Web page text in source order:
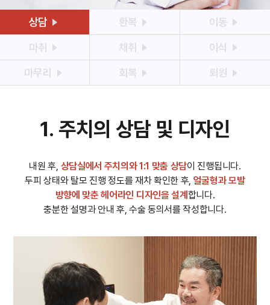
상담 환복
이동
마취
채취
이식
마무리
회복 퇴원
1. 주치의 상담 및 디자인
내원 후, 상담실에서 주치의와 1:1 맞춤 상담이 진행됩니다.
두피 상태와 탈모 진행 정도를 재차 확인한 후, 얼굴형과 모발
방향에 맞춘 헤어라인 디자인을 설계 합니다.
충분한 설명과 안내 후, 수술 동의서를 작성합니다.